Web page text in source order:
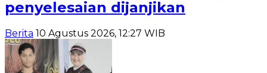
penyelesaian dijanjikan
Berita 10 Agustus 2026, 12:27 WIB